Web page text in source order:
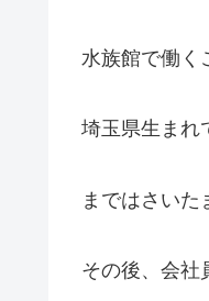
水族館で働く
埼玉県生まれ
まではさいた
その後、会社